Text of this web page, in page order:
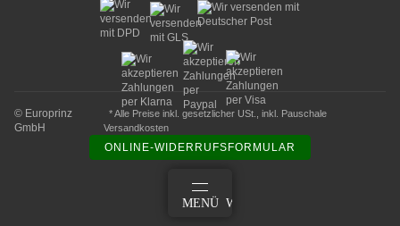
© Europrinz
GmbH
* Alle Preise inkl. gesetzlicher USt., inkl.
Pauschale
Versandkosten
ONLINE-WIDERRUFSFORMULAR
MENÜ WARENKORB